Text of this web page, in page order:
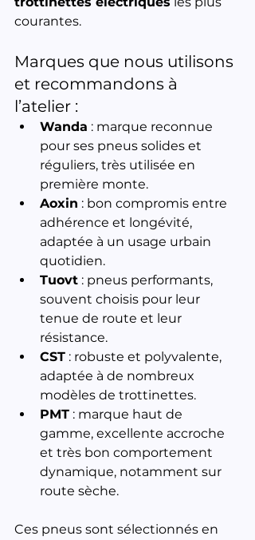
courantes.
Marques que nous utilisons
et recommandons à
l’atelier :
Wanda : marque reconnue
pour ses pneus solides et
réguliers, très utilisée en
première monte.
Aoxin : bon compromis entre
adhérence et longévité,
adaptée à un usage urbain
quotidien.
Tuovt : pneus performants,
souvent choisis pour leur
tenue de route et leur
résistance.
CST : robuste et polyvalente,
adaptée à de nombreux
modèles de trottinettes.
PMT : marque haut de
gamme, excellente accroche
et très bon comportement
dynamique, notamment sur
route sèche.
Ces pneus sont sélectionnés en